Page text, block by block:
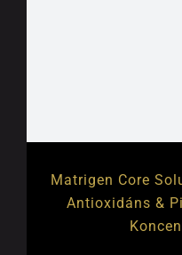
Matrigen Core
Antioxidáns &